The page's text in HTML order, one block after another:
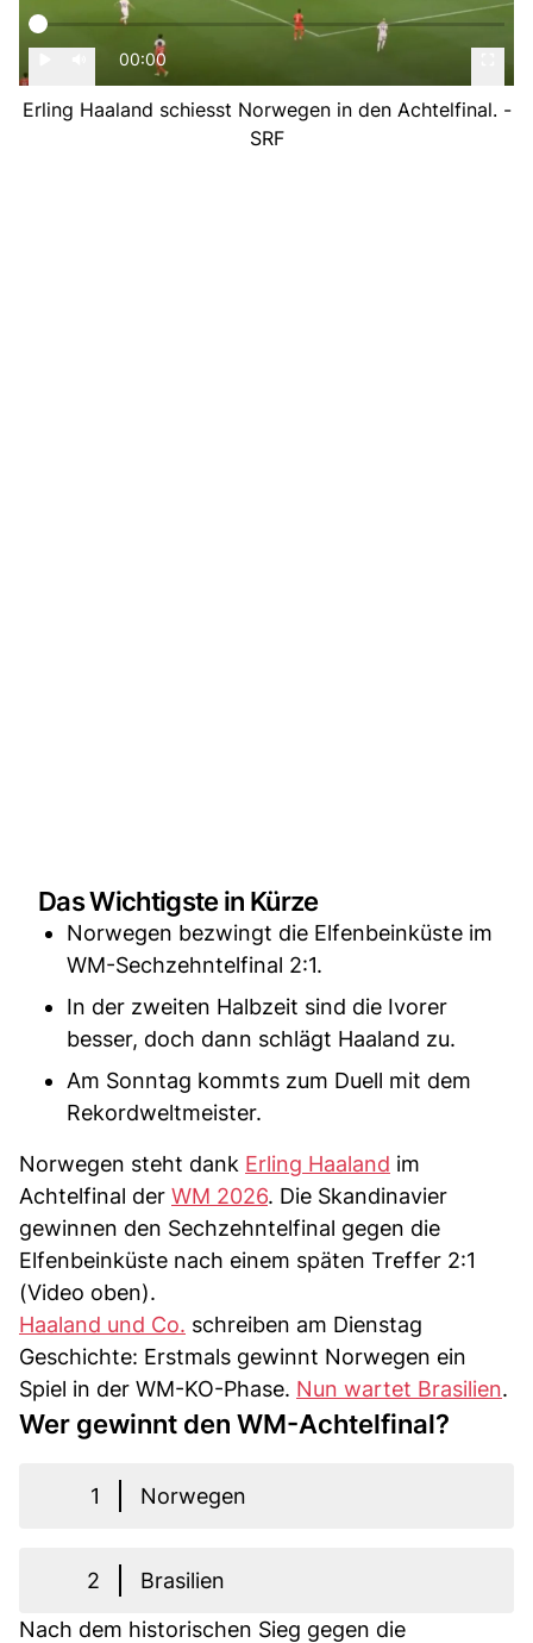
00:00
Erling Haaland schiesst Norwegen in den Achtelfinal. -
SRF
Das Wichtigste in Kürze
Norwegen bezwingt die Elfenbeinküste im
WM-Sechzehntelfinal 2:1.
In der zweiten Halbzeit sind die Ivorer
besser, doch dann schlägt Haaland zu.
Am Sonntag kommts zum Duell mit dem
Rekordweltmeister.
Norwegen steht dank Erling Haaland im
Achtelfinal der WM 2026. Die Skandinavier
gewinnen den Sechzehntelfinal gegen die
Elfenbeinküste nach einem späten Treffer 2:1
(Video oben).
Haaland und Co. schreiben am Dienstag
Geschichte: Erstmals gewinnt Norwegen ein
Spiel in der WM-KO-Phase. Nun wartet Brasilien.
Wer gewinnt den WM-Achtelfinal?
1 Norwegen
2
Brasilien
Nach dem historischen Sieg gegen die